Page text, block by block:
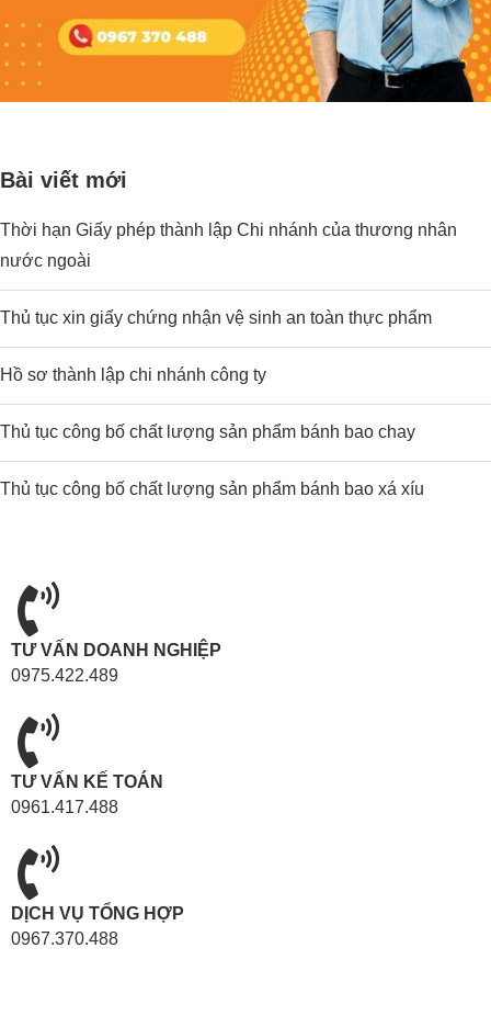
Bài viết mới
Thời hạn Giấy phép thành lập Chi nhánh của thương nhân
nước ngoài
Thủ tục xin giấy chứng nhận vệ sinh an toàn thực phẩm
Hồ sơ thành lập chi nhánh công ty
Thủ tục công bố chất lượng sản phẩm bánh bao chay
Thủ tục công bố chất lượng sản phẩm bánh bao xá xíu
TƯ VẤN DOANH NGHIỆP
0975.422.489
TƯ VẤN KẾ TOÁN
0961.417.488
DỊCH VỤ TỔNG HỢP
0967.370.488